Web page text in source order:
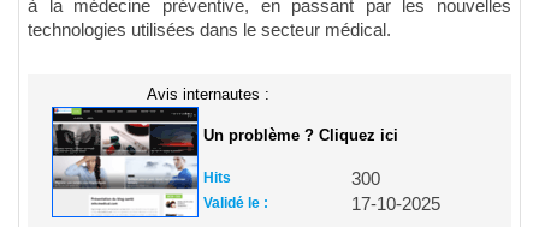
à la médecine préventive, en passant par les nouvelles
technologies utilisées dans le secteur médical.
Avis internautes :
Un problème ? Cliquez ici
Hits 300
Validé le :
17-10-2025